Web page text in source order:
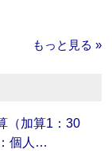
もっと見る »
（加算1：30
個人…